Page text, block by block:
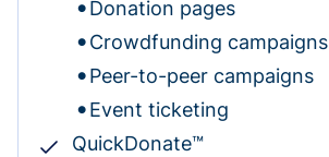
Donation pages
Crowdfunding campaigns
Peer-to-peer campaigns
Event ticketing
QuickDonate™